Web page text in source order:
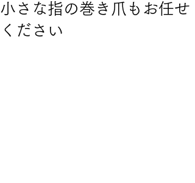
小さな指の巻き爪もお任せ
ください